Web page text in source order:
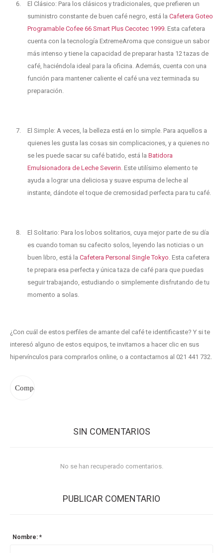
El Clásico: Para los clásicos y tradicionales, que prefieren un
suministro constante de buen café negro, está la Cafetera Goteo
Programable Cofee 66 Smart Plus Cecotec 1999. Esta cafetera
cuenta con la tecnología ExtremeAroma que consigue un sabor
más intenso y tiene la capacidad de preparar hasta 12 tazas de
café, haciéndola ideal para la oficina. Además, cuenta con una
función para mantener caliente el café una vez terminada su
preparación.
El Simple: A veces, la belleza está en lo simple. Para aquellos a
quienes les gusta las cosas sin complicaciones, y a quienes no
se les puede sacar su café batido, está la Batidora
Emulsionadora de Leche Severin. Este utilísimo elemento te
ayuda a lograr una deliciosa y suave espuma de leche al
instante, dándote el toque de cremosidad perfecta para tu café.
El Solitario: Para los lobos solitarios, cuya mejor parte de su día
es cuando toman su cafecito solos, leyendo las noticias o un
buen libro, está la Cafetera Personal Single Tokyo. Esta cafetera
te prepara esa perfecta y única taza de café para que puedas
seguir trabajando, estudiando o simplemente disfrutando de tu
momento a solas.
¿Con cuál de estos perfiles de amante del café te identificaste? Y si te
interesó alguno de estos equipos, te invitamos a hacer clic en sus
hipervínculos para comprarlos online, o a contactarnos al 021 441 732.
SIN COMENTARIOS
No se han recuperado comentarios.
PUBLICAR COMENTARIO
Nombre: *